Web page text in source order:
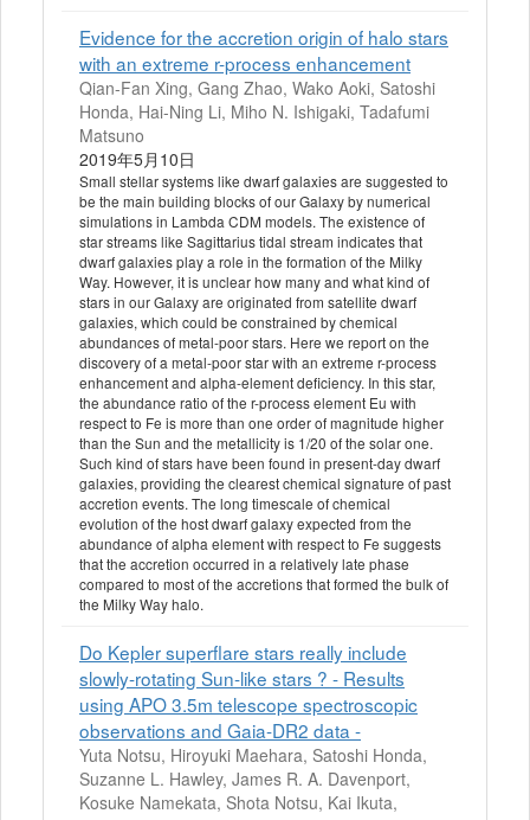
Evidence for the accretion origin of halo stars
with an extreme r-process enhancement
Qian-Fan Xing, Gang Zhao, Wako Aoki, Satoshi
Honda, Hai-Ning Li, Miho N. Ishigaki, Tadafumi
Matsuno
2019年5月10日
Small stellar systems like dwarf galaxies are suggested to
be the main building blocks of our Galaxy by numerical
simulations in Lambda CDM models. The existence of
star streams like Sagittarius tidal stream indicates that
dwarf galaxies play a role in the formation of the Milky
Way. However, it is unclear how many and what kind of
stars in our Galaxy are originated from satellite dwarf
galaxies, which could be constrained by chemical
abundances of metal-poor stars. Here we report on the
discovery of a metal-poor star with an extreme r-process
enhancement and alpha-element deficiency. In this star,
the abundance ratio of the r-process element Eu with
respect to Fe is more than one order of magnitude higher
than the Sun and the metallicity is 1/20 of the solar one.
Such kind of stars have been found in present-day dwarf
galaxies, providing the clearest chemical signature of past
accretion events. The long timescale of chemical
evolution of the host dwarf galaxy expected from the
abundance of alpha element with respect to Fe suggests
that the accretion occurred in a relatively late phase
compared to most of the accretions that formed the bulk of
the Milky Way halo.
Do Kepler superflare stars really include
slowly-rotating Sun-like stars ? - Results
using APO 3.5m telescope spectroscopic
observations and Gaia-DR2 data -
Yuta Notsu, Hiroyuki Maehara, Satoshi Honda,
Suzanne L. Hawley, James R. A. Davenport,
Kosuke Namekata, Shota Notsu, Kai Ikuta,